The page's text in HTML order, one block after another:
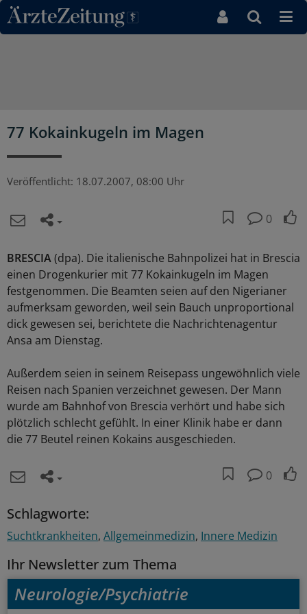
Direkt zum Inhaltsbereich
77 Kokainkugeln im Magen
Veröffentlicht: 18.07.2007, 08:00 Uhr
0
BRESCIA(dpa). Die italienische Bahnpolizei hat in Brescia
einen Drogenkurier mit 77 Kokainkugeln im Magen
festgenommen. Die Beamten seien auf den Nigerianer
aufmerksam geworden, weil sein Bauch unproportional
dick gewesen sei, berichtete die Nachrichtenagentur
Ansa am Dienstag.
Außerdem seien in seinem Reisepass ungewöhnlich viele
Reisen nach Spanien verzeichnet gewesen. Der Mann
wurde am Bahnhof von Brescia verhört und habe sich
plötzlich schlecht gefühlt. In einer Klinik habe er dann
die 77 Beutel reinen Kokains ausgeschieden.
0
Schlagworte:
Suchtkrankheiten Allgemeinmedizin Innere Medizin
Ihr Newsletter zum Thema
Neurologie/Psychiatrie